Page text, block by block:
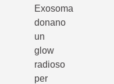
Exosoma
donano
un
glow
radioso
per